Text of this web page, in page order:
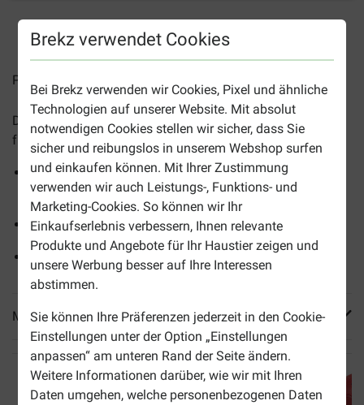
Brekz verwendet Cookies
Bei Brekz verwenden wir Cookies, Pixel und ähnliche
Technologien auf unserer Website. Mit absolut
notwendigen Cookies stellen wir sicher, dass Sie
sicher und reibungslos in unserem Webshop surfen
und einkaufen können. Mit Ihrer Zustimmung
verwenden wir auch Leistungs-, Funktions- und
Marketing-Cookies. So können wir Ihr
Einkaufserlebnis verbessern, Ihnen relevante
Produkte und Angebote für Ihr Haustier zeigen und
unsere Werbung besser auf Ihre Interessen
abstimmen.
Sie können Ihre Präferenzen jederzeit in den Cookie-
Einstellungen unter der Option „Einstellungen
anpassen“ am unteren Rand der Seite ändern.
Weitere Informationen darüber, wie wir mit Ihren
Daten umgehen, welche personenbezogenen Daten
2-4 Arbeitstage, sofern nicht anders angegeben
Preise inkl. MwSt zzgl.
Der Canvas Stier
ist ein robuster und cooler Spielgefährte
für Ihren Hund.
Hergestellt aus strapazierfähigem Canvas mit
Polyesterfüllung
Mit Kordel für zusätzlichen Halt bei Zerrspielen
Waschbar bei max. 30°C
Mehr Produktinfos